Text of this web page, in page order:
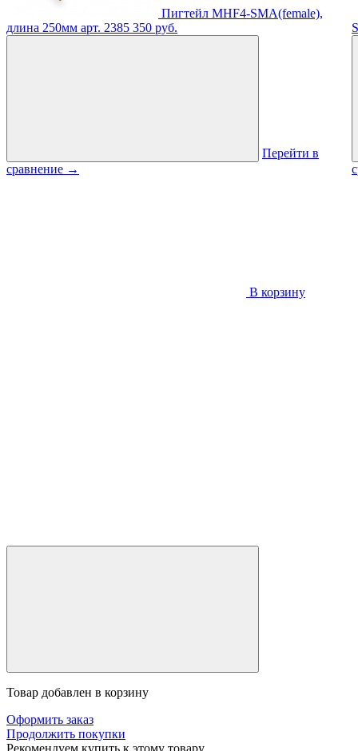
Пигтейл MHF4-SMA(female),
длина 250мм арт. 2385 350 руб.
Перейти в
сравнение →
В корзину
Товар добавлен в корзину
Оформить заказ
Продолжить покупки
Рекомендуем купить к этому товару